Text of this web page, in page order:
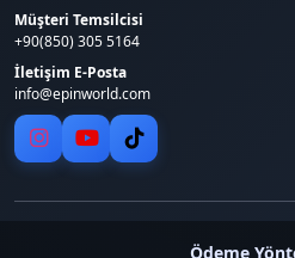
Müşteri Temsilcisi
+90(850) 305 5164
İletişim E-Posta
info@epinworld.com
Ödeme